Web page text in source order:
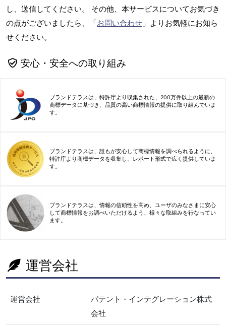
し、送信してください。 その他、本サービスについてお気づき
の点がございましたら、「お問い合わせ 」よりお気軽にお知ら
せください。
安心・安全への取り組み
ブランドテラスは、特許庁より収集された、200万件以上の最新の
商標データに基づき、品質の高い商標情報の提供に取り組んでいま
す。
ブランドテラスは、誰もが安心して商標情報を調べられるように、
特許庁より商標データを収集し、レポート形式で広く提供していま
す。
ブランドテラスは、情報の信頼性を高め、ユーザのみなさまに安心
して商標情報をお調べいただけるよう、様々な取組みを行なってい
ます。
運営会社
運営会社
パテント・インテグレーション株式
会社